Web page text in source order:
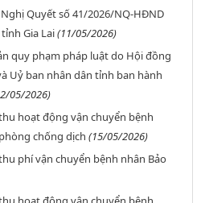
Quyết số 41/2026/NQ-HĐND
Gia Lai(11/05/2026)
quy phạm pháp luật do Hội đồng
Uỷ ban nhân dân tỉnh ban hành
05/2026)
hoạt động vận chuyển bệnh
chống dịch (15/05/2026)
phí vận chuyển bệnh nhân Bảo